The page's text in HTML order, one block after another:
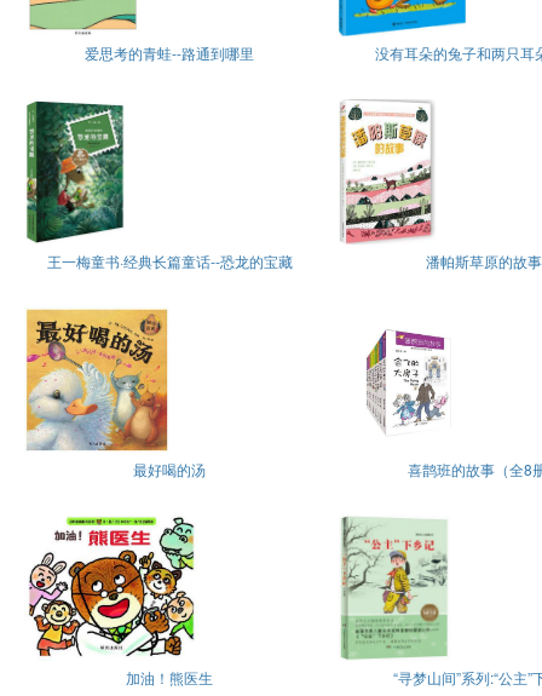
爱思考的青蛙--路通到哪里 没有耳朵的兔子和两只耳
王一梅童书·经典长篇童话--恐龙的宝藏 潘帕斯草原的故事
最好喝的汤 喜鹊班的故事（全8
加油！熊医生 “寻梦山间”系列:“公主”